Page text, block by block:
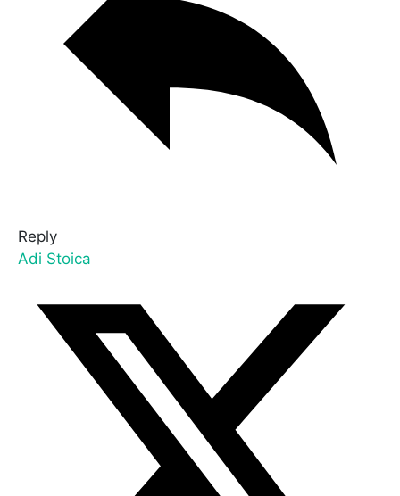
Reply
Adi Stoica